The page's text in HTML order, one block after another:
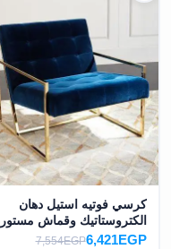
كرسي فوتيه استيل دهان
الكتروستاتيك وقماش
MS-7379
6,421EGP
7,554EGP